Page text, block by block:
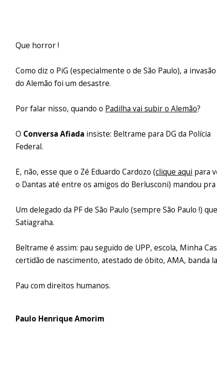
Que horror !
Como diz o PiG (especialmente o de São Paulo), a invasão
do Alemão foi um desastre.
Por falar nisso, quando o Padilha vai subir o Alemão?
O Conversa Afiada insiste: Beltrame para DG da Polícia
Federal.
E, não, esse que o Zé Eduardo Cardozo (clique aqui para
o Dantas até entre os amigos do Berlusconi) mandou pra
Um delegado da PF de São Paulo (sempre São Paulo !)
Satiagraha.
Beltrame é assim: pau seguido de UPP, escola, Minha
certidão de nascimento, atestado de óbito, AMA, banda
Pau com direitos humanos.
Paulo Henrique Amorim